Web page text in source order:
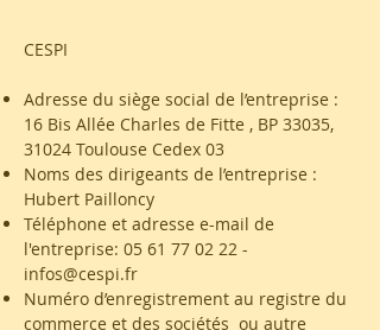
CESPI
Adresse du siège social de l’entreprise :
16 Bis Allée Charles de Fitte , BP 33035,
31024 Toulouse Cedex 03​​
Noms des dirigeants de l’entreprise :
Hubert Pailloncy
Téléphone et adresse e-mail de
l'entreprise: 05 61 77 02 22 -
infos@cespi.fr
Numéro d’enregistrement au registre du
commerce et des sociétés ou autre